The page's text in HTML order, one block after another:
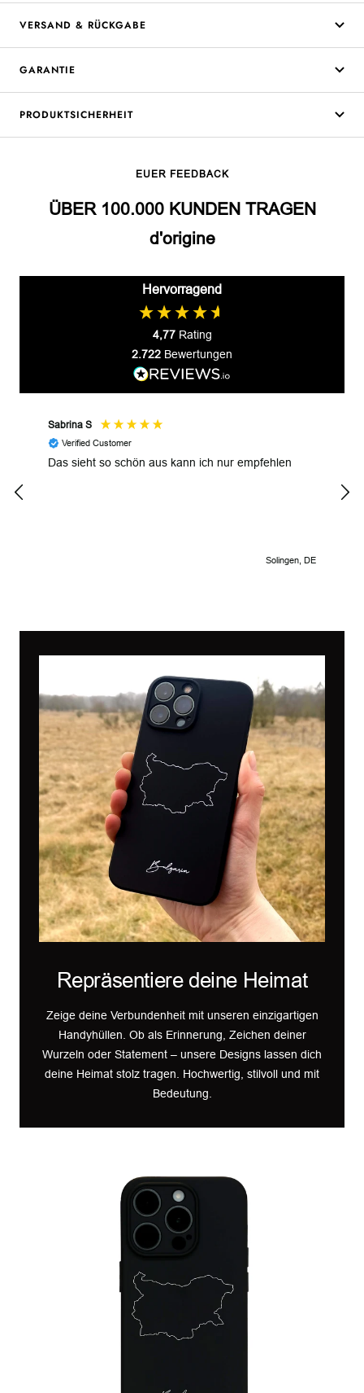
VERSAND & RÜCKGABE
GARANTIE
PRODUKTSICHERHEIT
EUER FEEDBACK
ÜBER 100.000 KUNDEN TRAGEN
d'origine
Hervorragend
4,77 Rating
2.722 Bewertungen
Sabrina S
Verified Customer
Das sieht so schön aus kann ich nur empfehlen
Solingen, DE
Repräsentiere deine Heimat
Zeige deine Verbundenheit mit unseren einzigartigen
Handyhüllen. Ob als Erinnerung, Zeichen deiner
Wurzeln oder Statement – unsere Designs lassen dich
deine Heimat stolz tragen. Hochwertig, stilvoll und mit
Bedeutung.